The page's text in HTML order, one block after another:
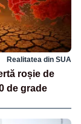
Realitatea din SUA
roșie de
de grade